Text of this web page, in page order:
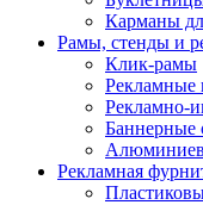
Карманы
Рамы, стенды и
Клик-рамы
Рекламные
Рекламно-
Баннерные
Рекламная